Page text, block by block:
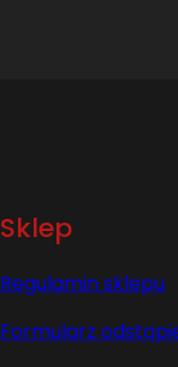
Sklep
Regulamin sklepu
Formularz